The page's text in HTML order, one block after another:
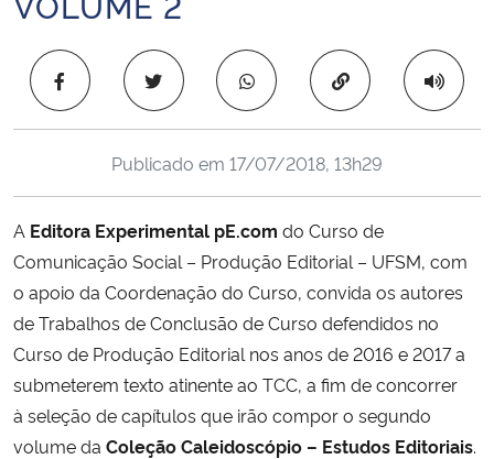
Ministério da Cidadania
Ministério da Saúde
Ministério de Minas e Energia
Ministério da Ciência, Tecnologia, Inovações e Comunicações
Ministério do Meio Ambiente
Ministério do Turismo
Ministério do Desenvolvimento Regional
Controladoria-Geral da União
Copiar para área
Publicado em 17/07/2018, 13h29
A Editora Experimental pE.com do Curso de
Comunicação Social – Produção Editorial – UFSM, com
o apoio da Coordenação do Curso, convida os autores
de Trabalhos de Conclusão de Curso defendidos no
Curso de Produção Editorial nos anos de 2016 e 2017 a
submeterem texto atinente ao TCC, a fim de concorrer
à seleção de capítulos que irão compor o segundo
volume da Coleção Caleidoscópio – Estudos Editoriais.